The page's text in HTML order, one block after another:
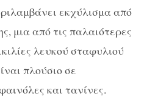
εκχύλισμα από
μια από τις παλαιότερες
λευκού σταφυλιού
πλούσιο σε
και τανίνες.